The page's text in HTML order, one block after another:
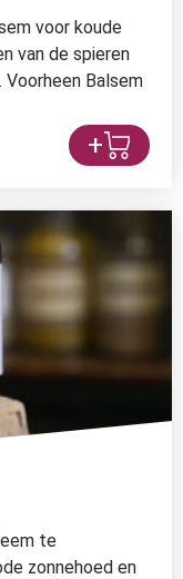
voor koude
van de spieren
Balsem
+
te
zonnehoed en